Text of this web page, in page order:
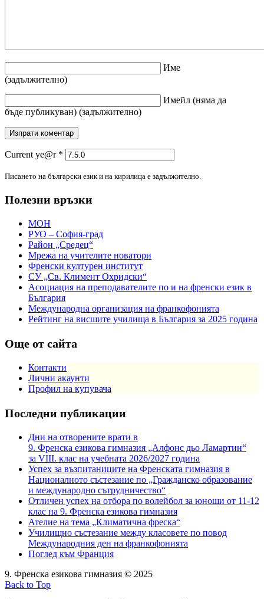
Име
(задължително)
Имейл (няма да
бъде публикуван) (задължително)
Current ye@r *
Писането на български език и на кирилица е задължително.
Полезни връзки
МОН
РУО – София-град
Район „Средец“
Мрежа на учителите новатори
Френски културен институт
СУ „Св. Климент Охридски“
Асоциация на преподавателите по и на френски език в
България
Международна организация на франкофонията
Рейтинг на висшите училища в България за 2025 година
Още от сайта
Контакти
Лични акаунти
Профил на купувача
Последни публикации
Дни на отворените врати в
9. Френска езикова гимназия „Алфонс дьо Ламартин“
за VIII. клас на учебната 2026/2027 година
Успех за възпитаниците на Френската гимназия в
Националното състезание по „Гражданско образование
и международно сътрудничество“
Отличен успех на отбора по волейбол за юноши от 11-12
клас на 9. Френска езикова гимназия
Ателие на тема „Климатична фреска“
Училищно състезание между класовете по повод
Международния ден на франкофонията
Поглед към Франция
9. Френска езикова гимназия © 2025
Back to Top